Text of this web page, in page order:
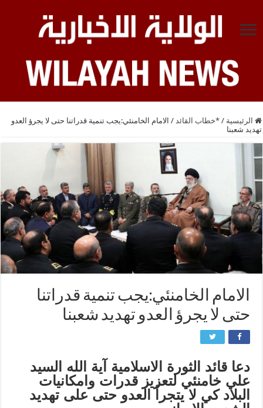
الرئيسية / *خطاب القائد / الامام الخامنئي:يجب تنمية قدراتنا حتى لا يجرؤ العدو
تهديد شعبنا
الامام الخامنئي:يجب تنمية قدراتنا
حتى لا يجرؤ العدو تهديد شعبنا
دعا قائد الثورة الاسلامية آية الله السيد
علي خامنئي لتعزيز قدرات وامكانيات
البلاد كي لا يتجرأ العدو حتى على تهديد